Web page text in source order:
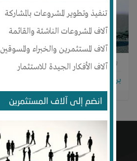
تنفيذ وتطوير المشروعات بالمشاركة
آلاف المشروعات الناشئة والقائمة
آلاف المستثمرين والخبراء والمسوقين
آلاف الأفكار الجيدة للاستثمار
انضم إلى آلاف المستثمرين
0
0
برجاء تسجيل الدخول للتواصل!